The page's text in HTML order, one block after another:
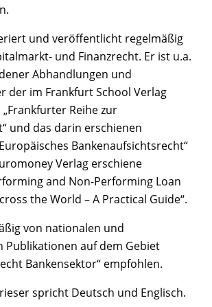
und veröffentlicht regelmäßig
und Finanzrecht. Er ist u.a.
Abhandlungen und
der im Frankfurt School Verlag
Reihe zur
und das darin erschienen
Bankenaufsichtsrecht“
Verlag erschiene
and Non-Performing Loan
the World – A Practical Guide“.
von nationalen und
Publikationen auf dem Gebiet
Bankensektor“ empfohlen.
spricht Deutsch und Englisch.